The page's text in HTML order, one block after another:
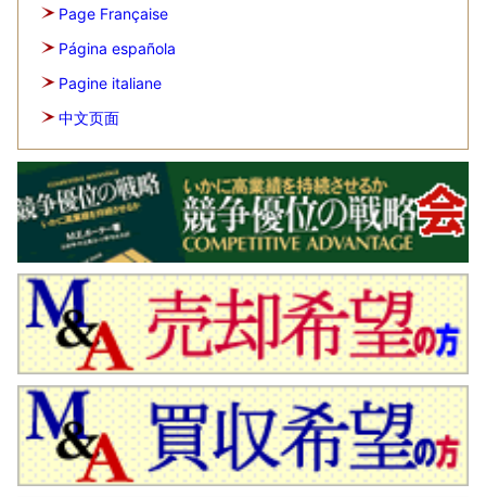
Page Française
Página española
Pagine italiane
中文页面